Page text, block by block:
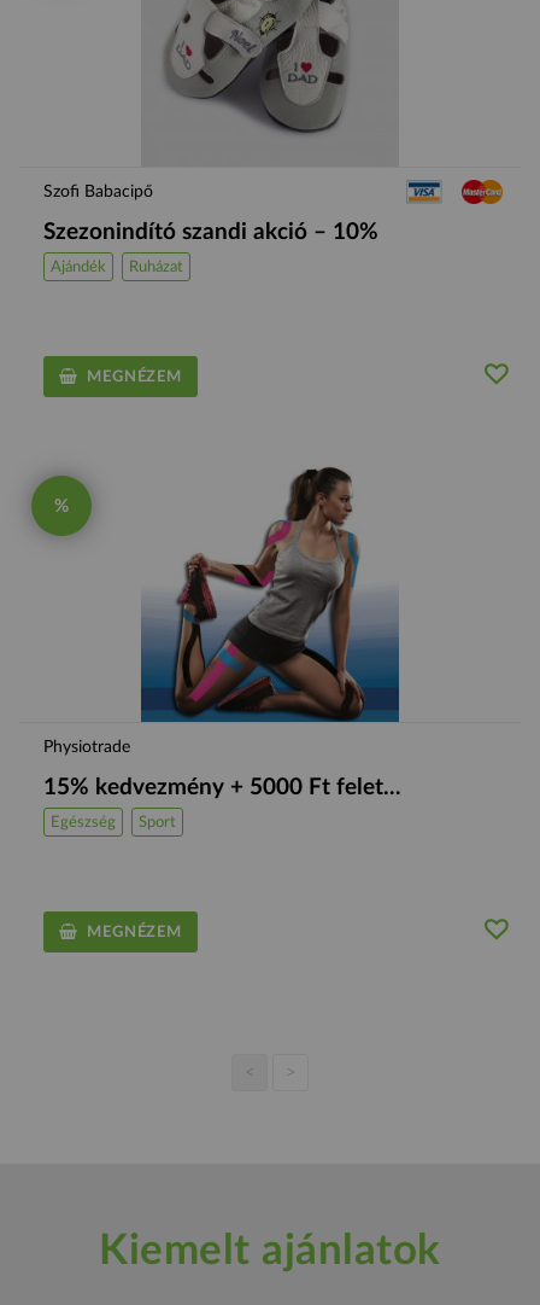
Szofi Babacipő
Szezonindító szandi akció – 10%
Ajándék Ruházat
MEGNÉZEM
%
Physiotrade
15% kedvezmény + 5000 Ft felet...
Egészség Sport
MEGNÉZEM
< >
Kiemelt ajánlatok